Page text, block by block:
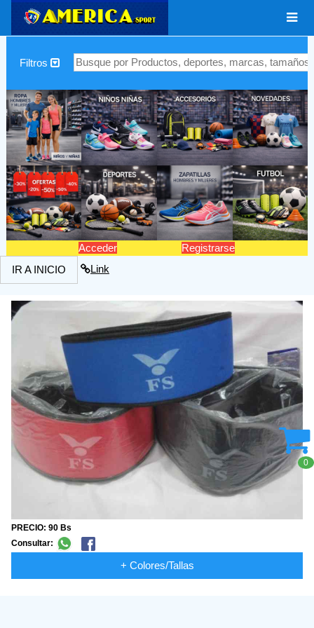
Filtros
Acceder
Registrarse
IR A INICIO
Link
PRECIO: 90 Bs
Consultar:
+ Colores/Tallas
0